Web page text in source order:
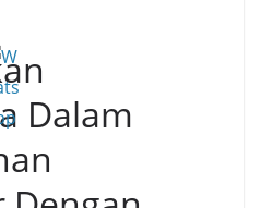
Dalam